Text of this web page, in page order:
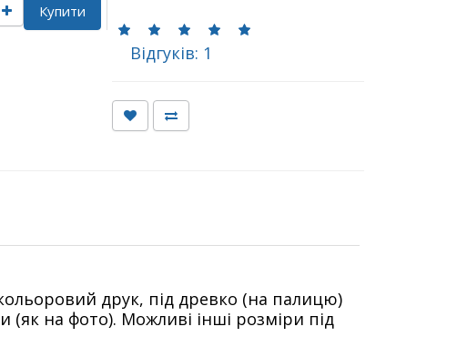
Купити
Відгуків: 1
друк, під древко (на палицю)
на фото). Можливі інші розміри під